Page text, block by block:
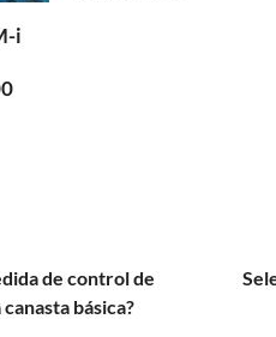
i
de control de
básica?